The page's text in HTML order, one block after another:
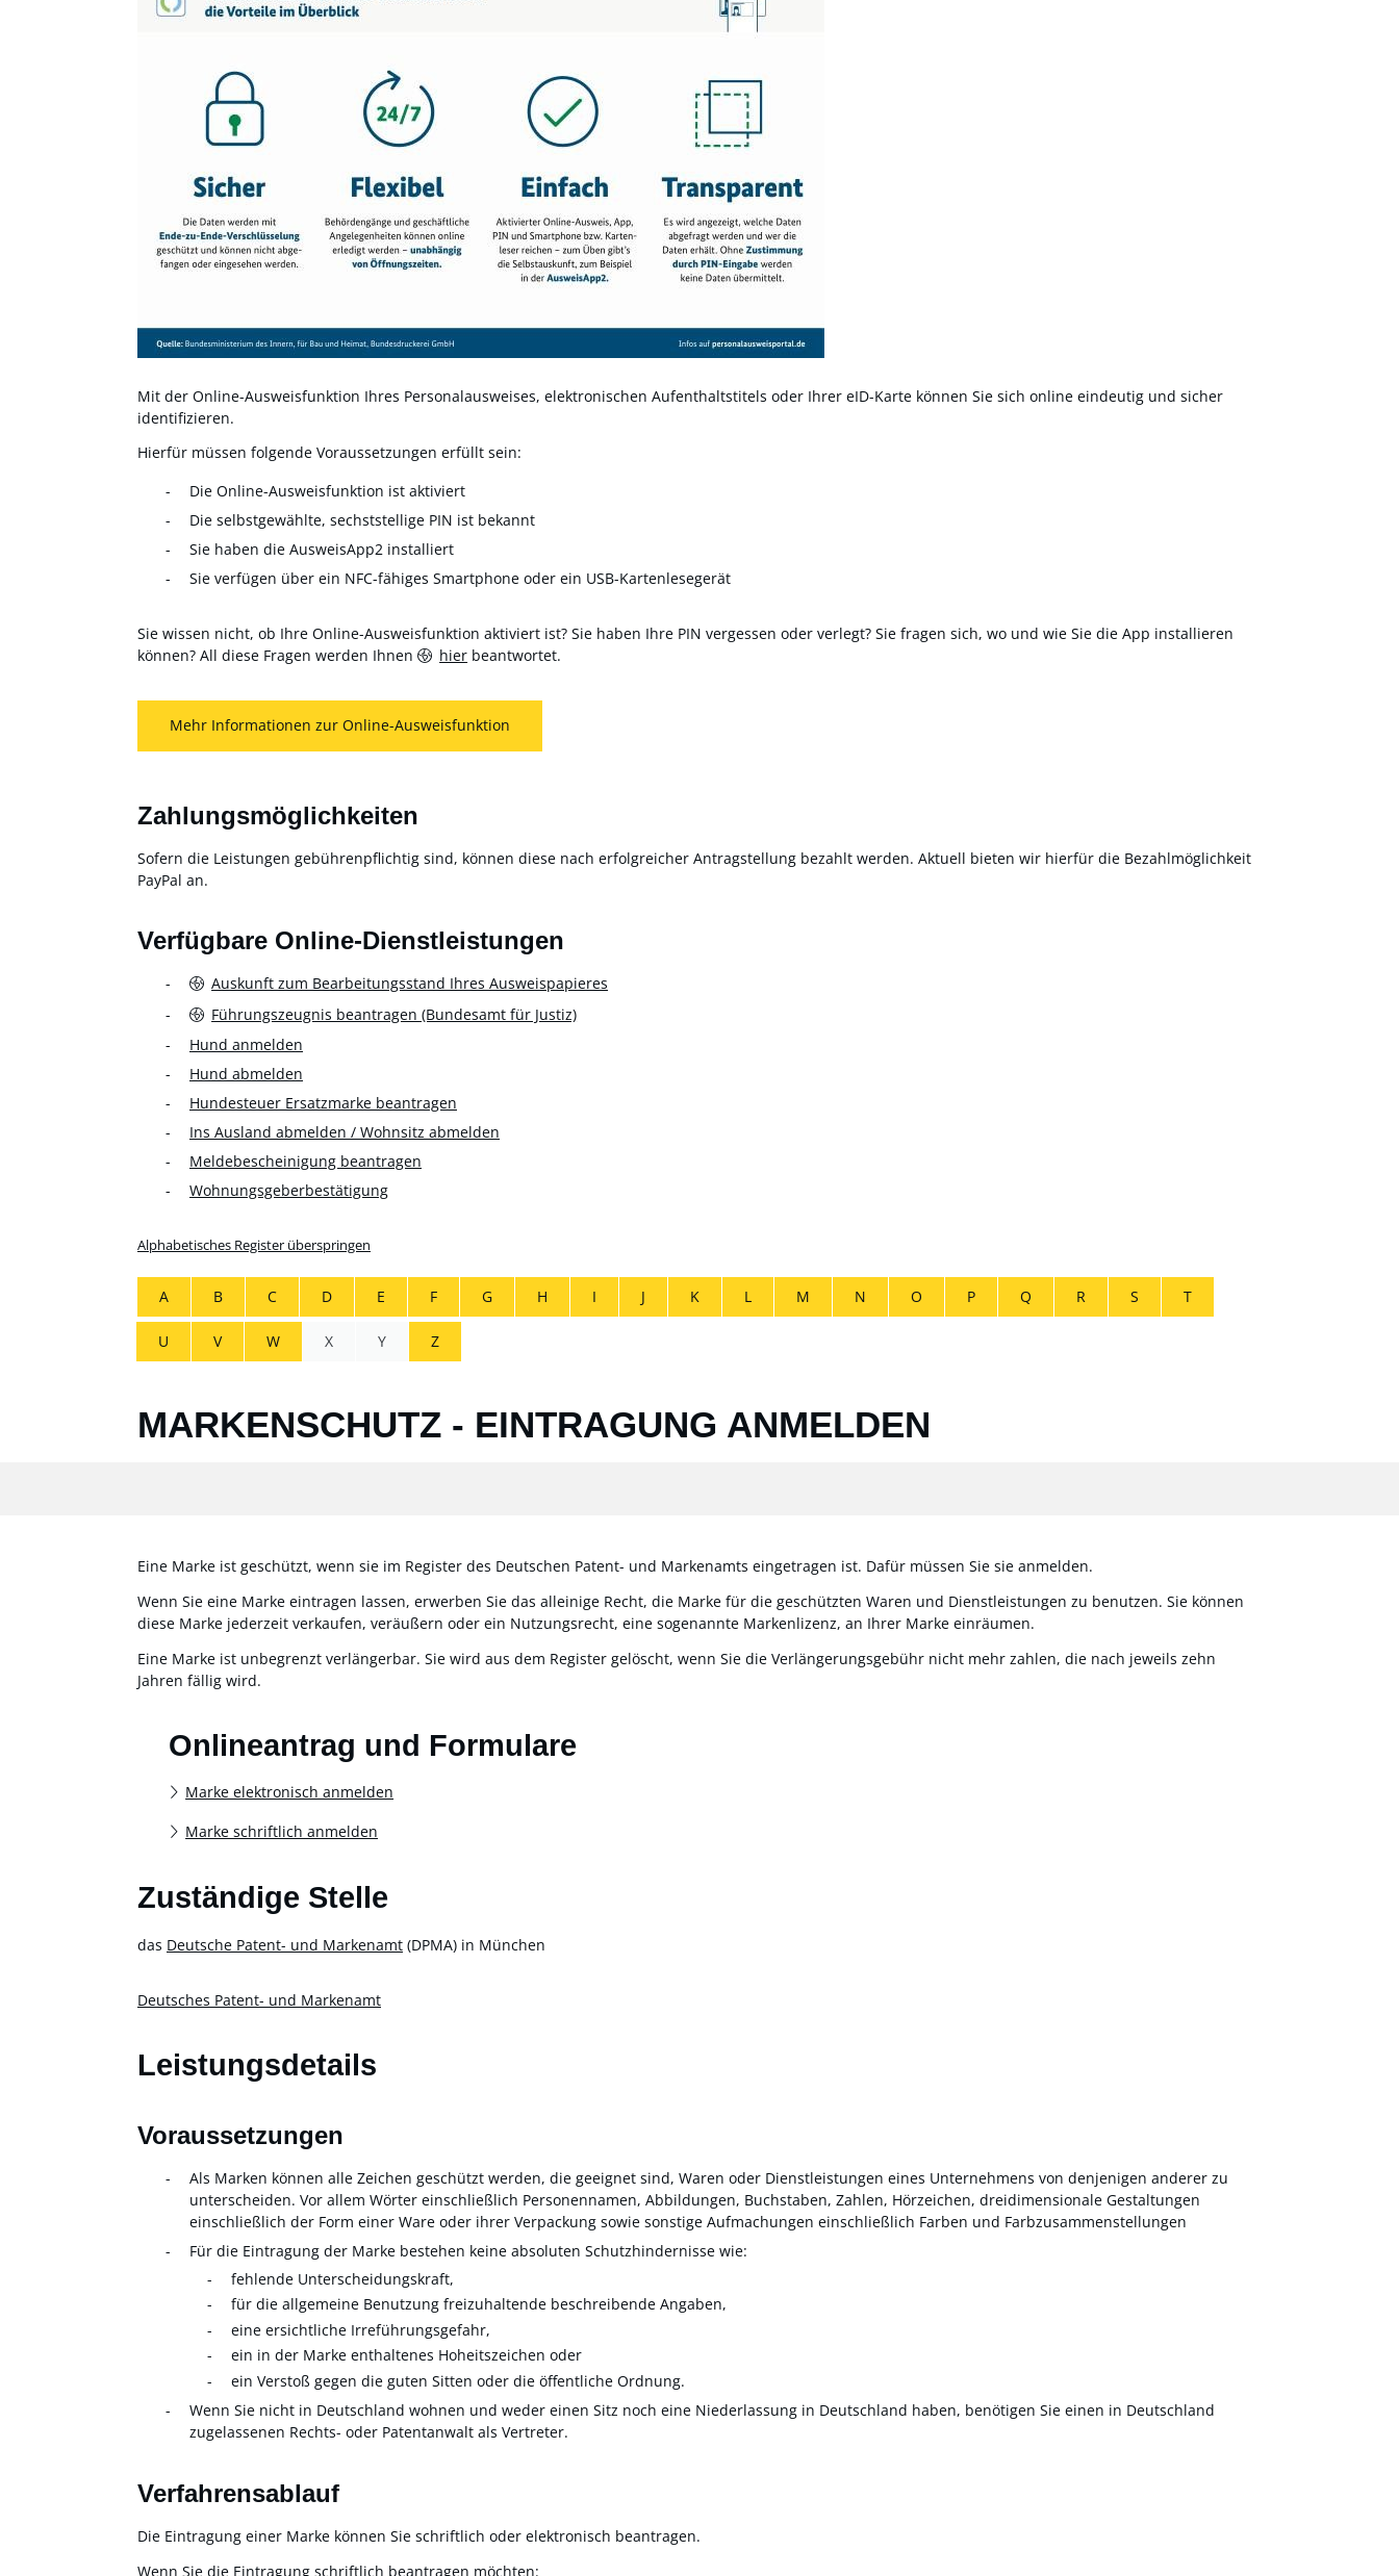
Mit der Online-Ausweisfunktion Ihres Personalausweises, elektronischen Aufenthaltstitels oder Ihrer eID-Karte können Sie sich online eindeutig und sicher
identifizieren.
Hierfür müssen folgende Voraussetzungen erfüllt sein:
Die Online-Ausweisfunktion ist aktiviert
Die selbstgewählte, sechststellige PIN ist bekannt
Sie haben die AusweisApp2 installiert
Sie verfügen über ein NFC-fähiges Smartphone oder ein USB-Kartenlesegerät
Sie wissen nicht, ob Ihre Online-Ausweisfunktion aktiviert ist? Sie haben Ihre PIN vergessen oder verlegt? Sie fragen sich, wo und wie Sie die App installieren
können? All diese Fragen werden Ihnen
hier beantwortet.
Mehr Informationen zur Online-Ausweisfunktion
Zahlungsmöglichkeiten
Sofern die Leistungen gebührenpflichtig sind, können diese nach erfolgreicher Antragstellung bezahlt werden. Aktuell bieten wir hierfür die Bezahlmöglichkeit
PayPal an.
Verfügbare Online-Dienstleistungen
Auskunft zum Bearbeitungsstand Ihres Ausweispapieres
Führungszeugnis beantragen (Bundesamt für Justiz)
Hund anmelden
Hund abmelden
Hundesteuer Ersatzmarke beantragen
Ins Ausland abmelden / Wohnsitz abmelden
Meldebescheinigung beantragen
Wohnungsgeberbestätigung
Alphabetisches Register überspringen
A B C D E F G H I J K L M N O P Q R S T
U V W X Y Z
MARKENSCHUTZ - EINTRAGUNG ANMELDEN
Eine Marke ist geschützt, wenn sie im Register des Deutschen Patent- und Markenamts eingetragen ist. Dafür müssen Sie sie anmelden.
Wenn Sie eine Marke eintragen lassen, erwerben Sie das alleinige Recht, die Marke für die geschützten Waren und Dienstleistungen zu benutzen. Sie können
diese Marke jederzeit verkaufen, veräußern oder ein Nutzungsrecht, eine sogenannte Markenlizenz, an Ihrer Marke einräumen.
Eine Marke ist unbegrenzt verlängerbar. Sie wird aus dem Register gelöscht, wenn Sie die Verlängerungsgebühr nicht mehr zahlen, die nach jeweils zehn
Jahren fällig wird.
Onlineantrag und Formulare
Marke elektronisch anmelden
Marke schriftlich anmelden
Zuständige Stelle
das Deutsche Patent- und Markenamt (DPMA) in München
Deutsches Patent- und Markenamt
Leistungsdetails
Voraussetzungen
Als Marken können alle Zeichen geschützt werden, die geeignet sind, Waren oder Dienstleistungen eines Unternehmens von denjenigen anderer zu
unterscheiden. Vor allem Wörter einschließlich Personennamen, Abbildungen, Buchstaben, Zahlen, Hörzeichen, dreidimensionale Gestaltungen
einschließlich der Form einer Ware oder ihrer Verpackung sowie sonstige Aufmachungen einschließlich Farben und Farbzusammenstellungen
Für die Eintragung der Marke bestehen keine absoluten Schutzhindernisse wie:
fehlende Unterscheidungskraft,
für die allgemeine Benutzung freizuhaltende beschreibende Angaben,
eine ersichtliche Irreführungsgefahr,
ein in der Marke enthaltenes Hoheitszeichen oder
ein Verstoß gegen die guten Sitten oder die öffentliche Ordnung.
Wenn Sie nicht in Deutschland wohnen und weder einen Sitz noch eine Niederlassung in Deutschland haben, benötigen Sie einen in Deutschland
zugelassenen Rechts- oder Patentanwalt als Vertreter.
Verfahrensablauf
Die Eintragung einer Marke können Sie schriftlich oder elektronisch beantragen.
Wenn Sie die Eintragung schriftlich beantragen möchten: